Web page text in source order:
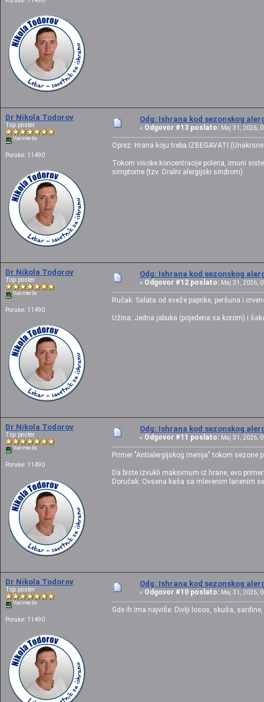
Dr Nikola Todorov
Top poster
Van mreže
Poruke: 11490
Odg: Ishrana kod sezonskog
« Odgovor #13 poslato: Maj 31, 2026,
Oprez: Hrana koju treba IZBEGAVATI
Tokom visoke koncentracije polena, imuni
simptome (tzv. Oralni alergijski sindrom).
Dr Nikola Todorov
Top poster
Van mreže
Poruke: 11490
Odg: Ishrana kod sezonskog
« Odgovor #12 poslato: Maj 31, 2026,
Ručak: Salata od sveže paprike, peršuna i
Užina: Jedna jabuka (pojedena sa korom) i
Dr Nikola Todorov
Top poster
Van mreže
Poruke: 11490
Odg: Ishrana kod sezonskog
« Odgovor #11 poslato: Maj 31, 2026,
Primer "Antialergijskog menija" tokom sezone
Da biste izvukli maksimum iz hrane, evo
Doručak: Ovsena kaša sa mlevenim lanenim
Dr Nikola Todorov
Top poster
Van mreže
Poruke: 11490
Odg: Ishrana kod sezonskog
« Odgovor #10 poslato: Maj 31, 2026,
Gde ih ima najviše: Divlji losos, skuša,